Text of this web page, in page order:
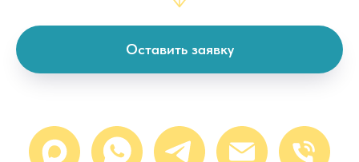
Оставить заявку